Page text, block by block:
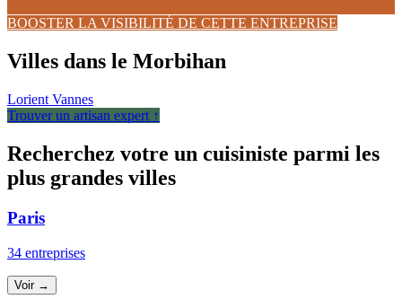
BOOSTER LA VISIBILITÉ DE CETTE ENTREPRISE
Villes dans le Morbihan
Lorient Vannes
Trouver un artisan expert ↑
Recherchez votre un cuisiniste parmi les
plus grandes villes
Paris
34 entreprises
Voir →